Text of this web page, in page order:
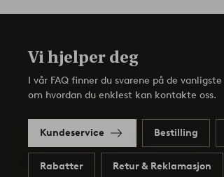
Vi hjelper deg
I vår FAQ finner du svarene på de
om hvordan du enklest kan kontakte oss.
Kundeservice Bestilling
Rabatter Retur & Reklamasjon